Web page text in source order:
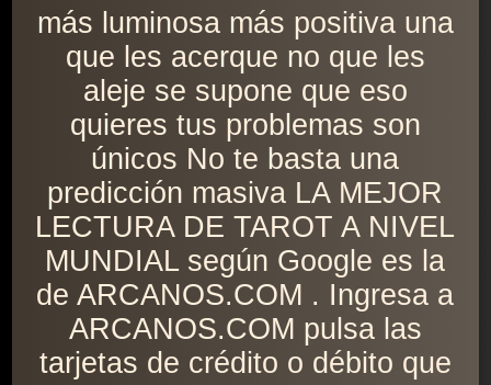
más luminosa más positiva una
que les acerque no que les
aleje se supone que eso
quieres tus problemas son
únicos No te basta una
predicción masiva LA MEJOR
LECTURA DE TAROT A NIVEL
MUNDIAL según Google es la
de ARCANOS.COM . Ingresa a
ARCANOS.COM pulsa las
tarjetas de crédito o débito que